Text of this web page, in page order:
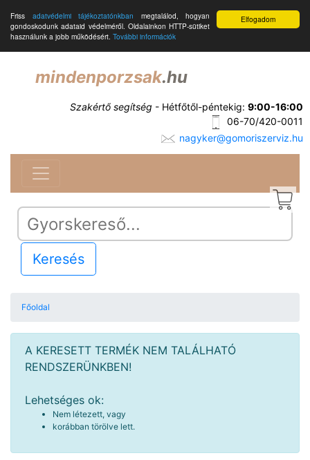
Elfogadom
Friss adatvédelmi tájékoztatónkban megtalálod, hogyan
gondoskodunk adataid védelméről. Oldalainkon HTTP-sütiket
használunk a jobb működésért. További információk
mindenporzsak.hu
Szakértő segítség - Hétfőtől-péntekig: 9:00-16:00
06-70/420-0011
nagyker@gomoriszerviz.hu
Keresés
Főoldal
A KERESETT TERMÉK NEM TALÁLHATÓ
RENDSZERÜNKBEN!
Lehetséges ok:
Nem létezett, vagy
korábban törölve lett.